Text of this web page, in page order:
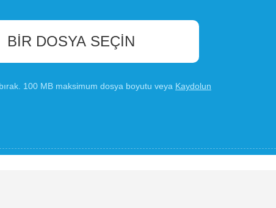
BIR DOSYA SEÇIN
100 MB maksimum dosya boyutu veya Kaydolun